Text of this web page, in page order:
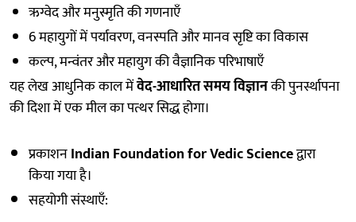
ऋग्वेद और मनुस्मृति की गणनाएँ
6 महायुगों में पर्यावरण, वनस्पति और मानव सृष्टि का विकास
कल्प, मन्वंतर और महायुग की वैज्ञानिक परिभाषाएँ
यह लेख आधुनिक काल मेंवेद-आधारित समय विज्ञानकी पुनर्स्थापना
की दिशा में एक मील का पत्थर सिद्ध होगा।
प्रकाशनIndian Foundation for Vedic Scienceद्वारा
किया गया है।
सहयोगी संस्थाएँ: